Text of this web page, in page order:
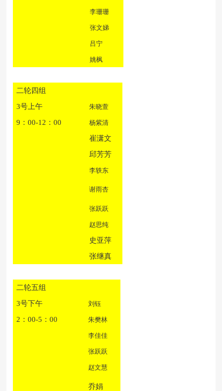
李珊珊
张文娣
吕宁
姚枫
二轮四组
3号上午
朱晓萱
9：00-12：00 杨紫清
崔潇文
邱芳芳
李轶东
谢雨杏
张跃跃
赵思纯
史亚萍
张继真
二轮五组
3号下午
刘钰
2：00-5：00 朱樊林
李佳佳
张跃跃
赵文慧
乔娟